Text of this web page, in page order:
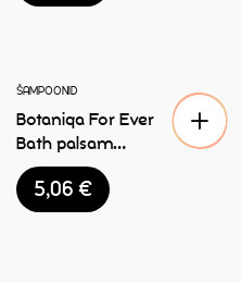
ŠAMPOONID
Botaniqa For Ever
Bath palsam
koertele 250ml
5,06€